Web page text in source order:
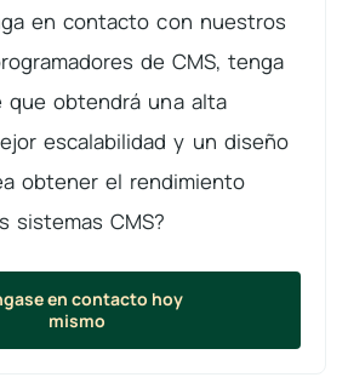
en contacto con nuestros
de CMS, tenga
que obtendrá una alta
escalabilidad y un diseño
obtener el rendimiento
sistemas CMS?
en contacto hoy
mismo